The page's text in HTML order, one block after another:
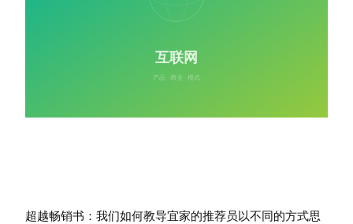
超越畅销书：我们如何教导宜家的推荐员以不同的方式思